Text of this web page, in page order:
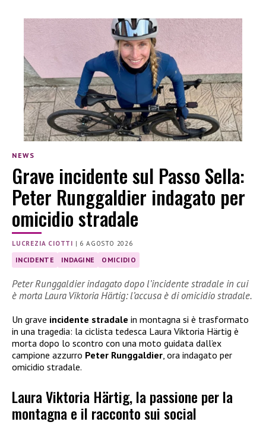
NEWS
Grave incidente sul Passo Sella:
Peter Runggaldier indagato per
omicidio stradale
LUCREZIA CIOTTI | 6 AGOSTO 2026
INCIDENTE INDAGINE OMICIDIO
Peter Runggaldier indagato dopo l’incidente stradale in cui
è morta Laura Viktoria Härtig: l’accusa è di omicidio stradale.
Un grave incidente stradale in montagna si è trasformato
in una tragedia: la ciclista tedesca Laura Viktoria Härtig è
morta dopo lo scontro con una moto guidata dall’ex
campione azzurro Peter Runggaldier, ora indagato per
omicidio stradale.
Laura Viktoria Härtig, la passione per la
montagna e il racconto sui social